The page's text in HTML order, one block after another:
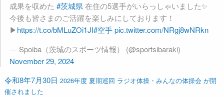
成果を収めた #茨城県在住の5選手がいらっしゃいました✨
今後も皆さまのご活躍を楽しみにしております！
▶https://t.co/bMLuZOi1JI#空手pic.twitter.com/NRgj8wNRkn
— Spoiba（茨城のスポーツ情報） (@sportsibaraki)
November 29, 2024
令和8年7月30日 2026年度 夏期巡回 ラジオ体操・みんなの体操会 が開
催されました